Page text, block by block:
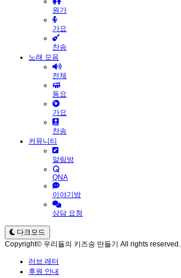
원가
가요
찬송
노래 모음
전체
동요
가요
찬송
커뮤니티
알림방
QNA
이야기방
상담 요청
다크모드
Copyright© 우리들의 키즈송 만들기 All rights reserved.
러브 레터
후원 안내